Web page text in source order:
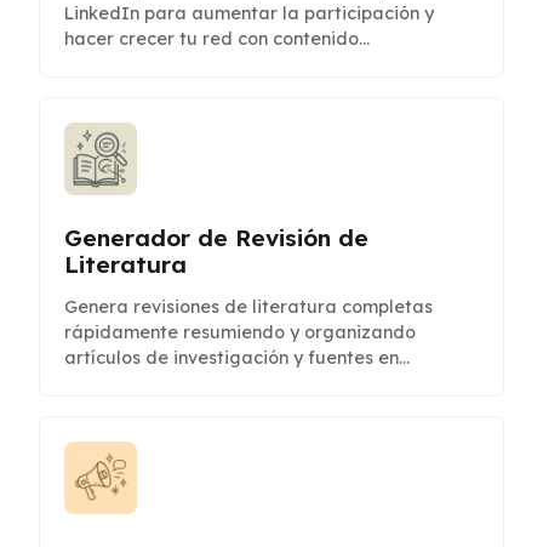
LinkedIn para aumentar la participación y
hacer crecer tu red con contenido
Generador de Revisión de
Literatura
Genera revisiones de literatura completas
rápidamente resumiendo y organizando
artículos de investigación y fuentes en